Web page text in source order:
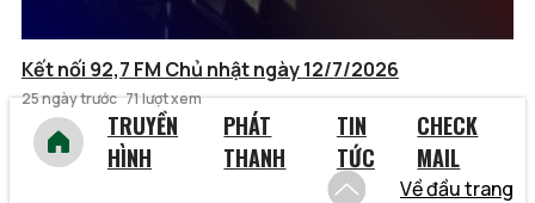
Kết nối 92,7 FM Chủ nhật ngày 12/7/2026
25 ngày trước 71 lượt xem
TRUYỀN
HÌNH
PHÁT
THANH
TIN
TỨC
CHECK
MAIL
Về đầu trang